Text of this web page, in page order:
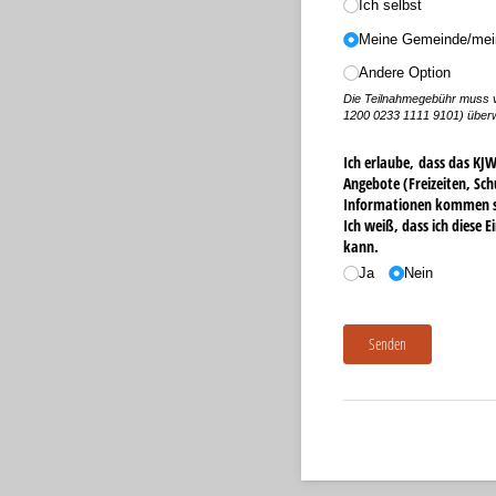
Ich selbst
Meine Gemeinde/​
Andere Option
Die Teilnahmegebühr muss
1200 0233 1111 9101)
Ich erlaube, dass das
Angebote (Freizeiten,
Informationen kommen
Ich weiß, dass ich diese
kann.
Ja Nein
Senden